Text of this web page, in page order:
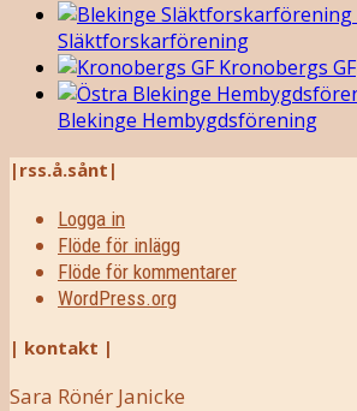
Släktforskarförening
Kronobergs GF
Blekinge Hembygdsförening
|rss.å.sånt|
Logga in
Flöde för inlägg
Flöde för kommentarer
WordPress.org
| kontakt |
Sara Rönér Janicke